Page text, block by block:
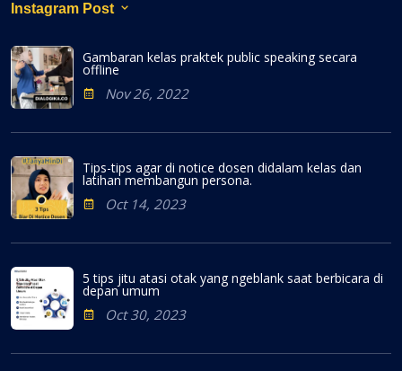
Instagram Post
Gambaran kelas praktek public speaking secara
offline
Nov 26, 2022
Tips-tips agar di notice dosen didalam kelas dan
latihan membangun persona.
Oct 14, 2023
5 tips jitu atasi otak yang ngeblank saat berbicara di
depan umum
Oct 30, 2023